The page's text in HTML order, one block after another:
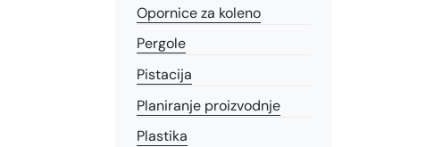
Opornice za koleno
Pergole
Pistacija
Planiranje proizvodnje
Plastika